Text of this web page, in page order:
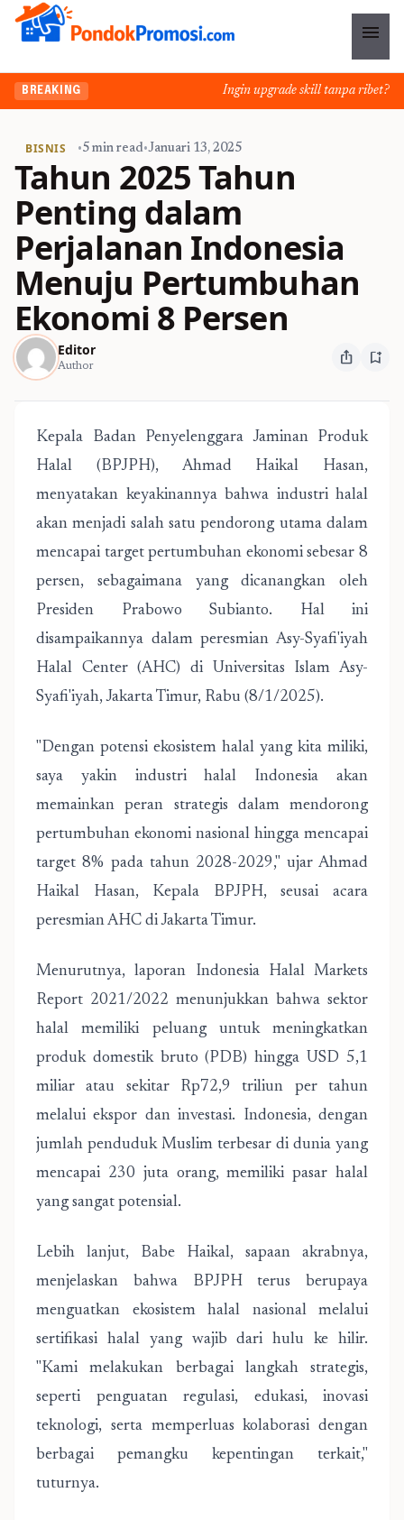
menu
BREAKING Ingin upgrade skill tanpa ribet?
BISNIS •5 min read•Januari 13, 2025
Tahun 2025 Tahun
Penting dalam
Perjalanan Indonesia
Menuju Pertumbuhan
Ekonomi 8 Persen
Editor
Author ios_share bookmark_add
Kepala Badan Penyelenggara Jaminan Produk
Halal (BPJPH), Ahmad Haikal Hasan,
menyatakan keyakinannya bahwa industri halal
akan menjadi salah satu pendorong utama dalam
mencapai target pertumbuhan ekonomi sebesar 8
persen, sebagaimana yang dicanangkan oleh
Presiden Prabowo Subianto. Hal ini
disampaikannya dalam peresmian Asy-Syafi'iyah
Halal Center (AHC) di Universitas Islam Asy-
Syafi'iyah, Jakarta Timur, Rabu (8/1/2025).
"Dengan potensi ekosistem halal yang kita miliki,
saya yakin industri halal Indonesia akan
memainkan peran strategis dalam mendorong
pertumbuhan ekonomi nasional hingga mencapai
target 8% pada tahun 2028-2029," ujar Ahmad
Haikal Hasan, Kepala BPJPH, seusai acara
peresmian AHC di Jakarta Timur.
Menurutnya, laporan Indonesia Halal Markets
Report 2021/2022 menunjukkan bahwa sektor
halal memiliki peluang untuk meningkatkan
produk domestik bruto (PDB) hingga USD 5,1
miliar atau sekitar Rp72,9 triliun per tahun
melalui ekspor dan investasi. Indonesia, dengan
jumlah penduduk Muslim terbesar di dunia yang
mencapai 230 juta orang, memiliki pasar halal
yang sangat potensial.
Lebih lanjut, Babe Haikal, sapaan akrabnya,
menjelaskan bahwa BPJPH terus berupaya
menguatkan ekosistem halal nasional melalui
sertifikasi halal yang wajib dari hulu ke hilir.
"Kami melakukan berbagai langkah strategis,
seperti penguatan regulasi, edukasi, inovasi
teknologi, serta memperluas kolaborasi dengan
berbagai pemangku kepentingan terkait,"
tuturnya.